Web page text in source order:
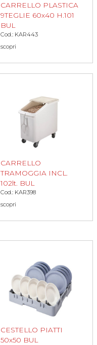
CARRELLO PLASTICA
9TEGLIE 60x40 H.101
BUL
Cod.: KAR443
scopri
CARRELLO
TRAMOGGIA INCL.
102lt. BUL
Cod.: KAR398
scopri
CESTELLO PIATTI
50x50 BUL